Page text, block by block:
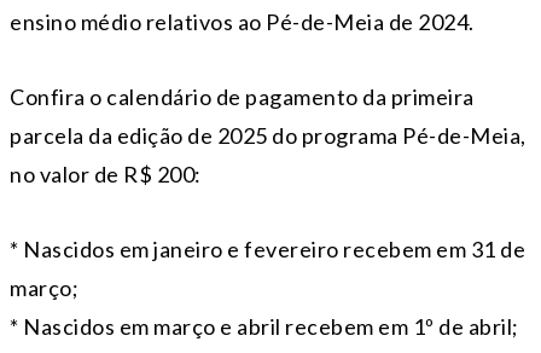
ensino médio relativos ao Pé-de-Meia de 2024.
Confira o calendário de pagamento da primeira
parcela da edição de 2025 do programa Pé-de-Meia,
no valor de R$ 200:
* Nascidos em janeiro e fevereiro recebem em 31 de
março;
* Nascidos em março e abril recebem em 1º de abril;